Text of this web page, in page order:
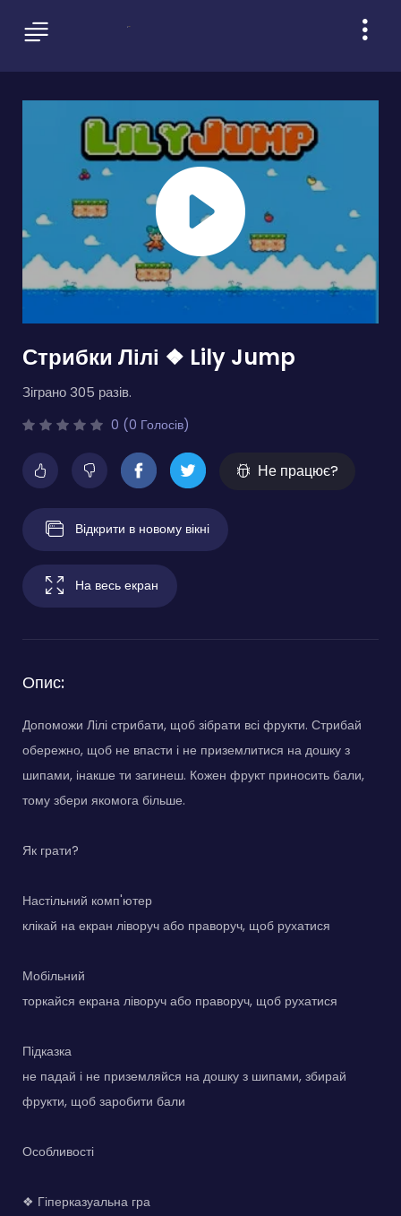
Стрибки Лілі ❖ Lily Jump
Зіграно 305 разів.
0 (0 Голосів)
Не працює?
Відкрити в новому вікні
На весь екран
Опис:
Допоможи Лілі стрибати, щоб зібрати всі фрукти. Стрибай
обережно, щоб не впасти і не приземлитися на дошку з
шипами, інакше ти загинеш. Кожен фрукт приносить бали,
тому збери якомога більше.
Як грати?
Настільний комп'ютер
клікай на екран ліворуч або праворуч, щоб рухатися
Мобільний
торкайся екрана ліворуч або праворуч, щоб рухатися
Підказка
не падай і не приземляйся на дошку з шипами, збирай
фрукти, щоб заробити бали
Особливості
❖ Гіперказуальна гра